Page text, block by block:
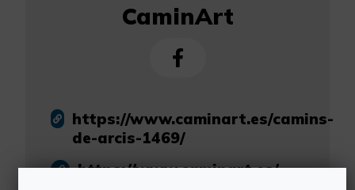
CaminArt
https://www.caminart.es/camins-
de-arcis-1469/
https://www.caminart.es/